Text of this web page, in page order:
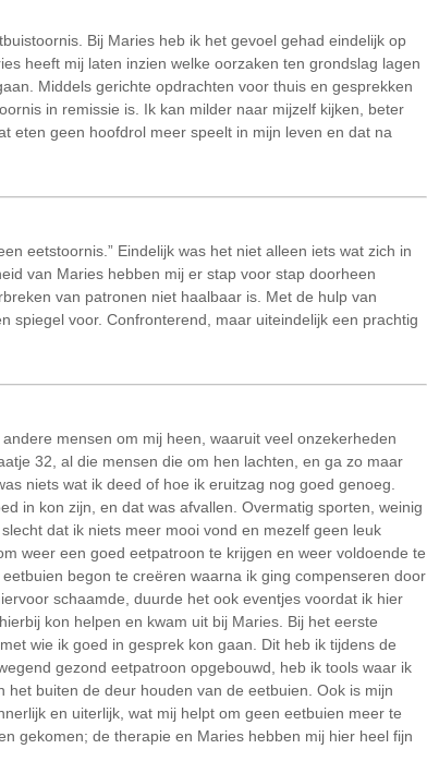
Bij Maries heb ik het gevoel gehad eindelijk op
heeft mij laten inzien welke oorzaken ten grondslag lagen
Middels gerichte opdrachten voor thuis en gesprekken
in remissie is. Ik kan milder naar mijzelf kijken, beter
eten geen hoofdrol meer speelt in mijn leven en dat na
eetstoornis.” Eindelijk was het niet alleen iets wat zich in
van Maries hebben mij er stap voor stap doorheen
van patronen niet haalbaar is. Met de hulp van
spiegel voor. Confronterend, maar uiteindelijk een prachtig
mensen om mij heen, waaruit veel onzekerheden
32, al die mensen die om hen lachten, en ga zo maar
niets wat ik deed of hoe ik eruitzag nog goed genoeg.
in kon zijn, en dat was afvallen. Overmatig sporten, weinig
dat ik niets meer mooi vond en mezelf geen leuk
weer een goed eetpatroon te krijgen en weer voldoende te
begon te creëren waarna ik ging compenseren door
schaamde, duurde het ook eventjes voordat ik hier
kon helpen en kwam uit bij Maries. Bij het eerste
wie ik goed in gesprek kon gaan. Dit heb ik tijdens de
gezond eetpatroon opgebouwd, heb ik tools waar ik
buiten de deur houden van de eetbuien. Ook is mijn
en uiterlijk, wat mij helpt om geen eetbuien meer te
gekomen; de therapie en Maries hebben mij hier heel fijn